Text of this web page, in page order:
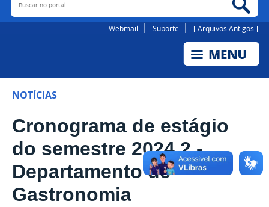
Webmail Suporte [ Arquivos Antigos ]
NOTÍCIAS
Cronograma de estágio
do semestre 2024.2 -
Departamento de
Gastronomia